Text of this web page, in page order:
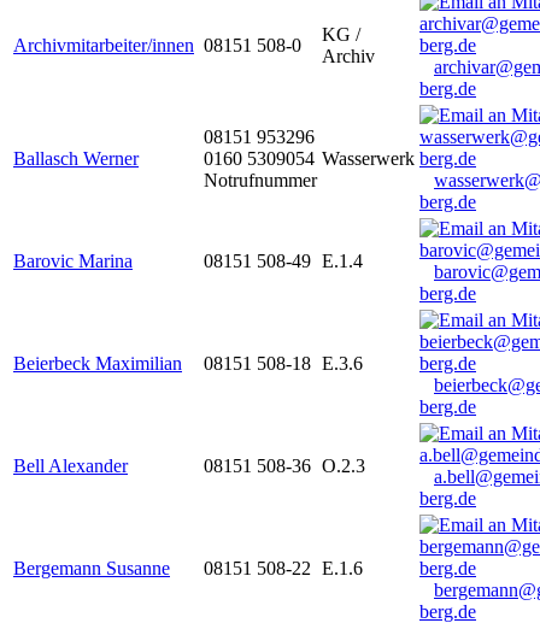
Archivmitarbeiter/innen 08151 508-0
KG /
Archiv
berg.de
Ballasch Werner
08151 953296
0160 5309054
Notrufnummer
Wasserwerk
berg.de
Barovic Marina 08151 508-49 E.1.4
berg.de
Beierbeck Maximilian 08151 508-18 E.3.6
berg.de
Bell Alexander 08151 508-36 O.2.3
berg.de
Bergemann Susanne 08151 508-22 E.1.6
berg.de